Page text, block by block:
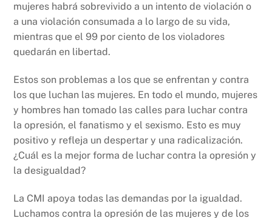
mujeres habrá sobrevivido a un intento de violación o
a una violación consumada a lo largo de su vida,
mientras que el 99 por ciento de los violadores
quedarán en libertad.
Estos son problemas a los que se enfrentan y contra
los que luchan las mujeres. En todo el mundo, mujeres
y hombres han tomado las calles para luchar contra
la opresión, el fanatismo y el sexismo. Esto es muy
positivo y refleja un despertar y una radicalización.
¿Cuál es la mejor forma de luchar contra la opresión y
la desigualdad?
La CMI apoya todas las demandas por la igualdad.
Luchamos contra la opresión de las mujeres y de los